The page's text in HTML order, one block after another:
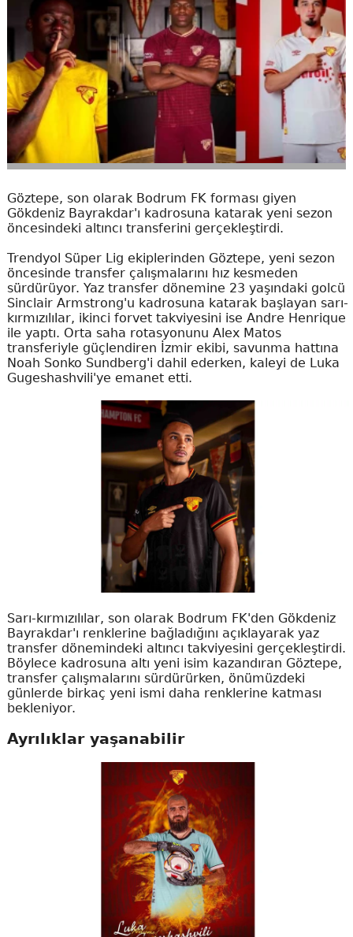
Göztepe, son olarak Bodrum FK forması giyen
Gökdeniz Bayrakdar'ı kadrosuna katarak yeni sezon
öncesindeki altıncı transferini gerçekleştirdi.
Trendyol Süper Lig ekiplerinden Göztepe, yeni sezon
öncesinde transfer çalışmalarını hız kesmeden
sürdürüyor. Yaz transfer dönemine 23 yaşındaki golcü
Sinclair Armstrong'u kadrosuna katarak başlayan sarı-
kırmızılılar, ikinci forvet takviyesini ise Andre Henrique
ile yaptı. Orta saha rotasyonunu Alex Matos
transferiyle güçlendiren İzmir ekibi, savunma hattına
Noah Sonko Sundberg'i dahil ederken, kaleyi de Luka
Gugeshashvili'ye emanet etti.
Sarı-kırmızılılar, son olarak Bodrum FK'den Gökdeniz
Bayrakdar'ı renklerine bağladığını açıklayarak yaz
transfer dönemindeki altıncı takviyesini gerçekleştirdi.
Böylece kadrosuna altı yeni isim kazandıran Göztepe,
transfer çalışmalarını sürdürürken, önümüzdeki
günlerde birkaç yeni ismi daha renklerine katması
bekleniyor.
Ayrılıklar yaşanabilir